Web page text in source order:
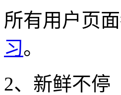
所有用户页
习。
2、新鲜不停